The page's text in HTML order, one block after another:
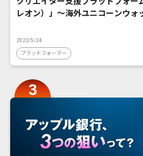
レオン）」〜海外ユニコーンウォ
2022/5/24
プラットフォーマー